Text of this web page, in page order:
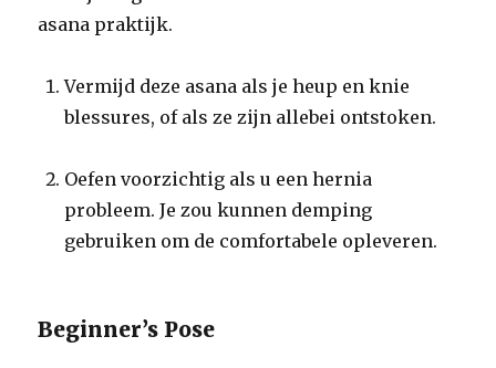
asana praktijk.
Vermijd deze asana als je heup en knie
blessures, of als ze zijn allebei ontstoken.
Oefen voorzichtig als u een hernia
probleem. Je zou kunnen demping
gebruiken om de comfortabele opleveren.
Beginner’s Pose